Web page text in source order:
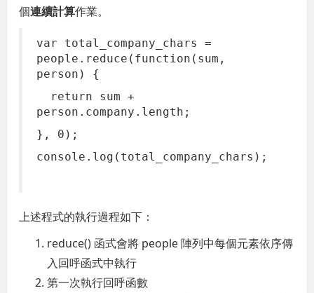
個連續計算作業。
var total_company_chars =
people.reduce(function(sum,
person) {
return sum +
person.company.length;
}, 0);
console.log(total_company_chars);
上述程式的執行過程如下：
reduce() 函式會將 people 陣列中每個元素依序傳
入回呼函式中執行
第一次執行回呼函數